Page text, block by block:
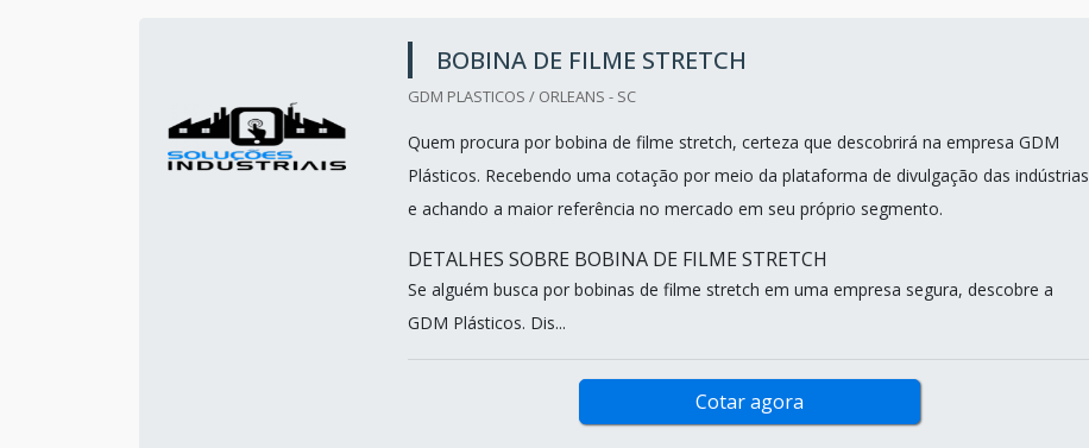
BOBINA DE FILME STRETCH
GDM PLASTICOS / ORLEANS - SC
Quem procura por bobina de filme stretch, certeza que descobrirá na empresa GDM
Plásticos. Recebendo uma cotação por meio da plataforma de divulgação das indústrias
e achando a maior referência no mercado em seu próprio segmento.
DETALHES SOBRE BOBINA DE FILME STRETCH
Se alguém busca por bobinas de filme stretch em uma empresa segura, descobre a
GDM Plásticos. Dis...
Cotar agora